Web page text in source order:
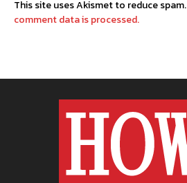
This site uses Akismet to reduce spam.
comment data is processed.